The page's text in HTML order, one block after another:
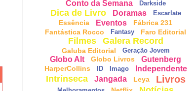
Conto da Semana Darkside
Dica de Livro Doramas Escarlate
Essência Eventos
Fábrica 231
Fantástica Rocco
Fantasy Faro Editorial
Filmes Galera Record
Galuba Editorial Geração Jovem
Globo Alt Globo Livros Gutenberg
HarperCollins ID Imago Independente
Intrínseca Jangada Leya Livros